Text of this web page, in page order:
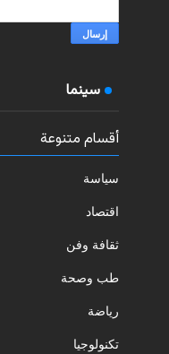
سينما
أقسام متنوعة
سياسة
اقتصاد
ثقافة وفن
طب وصحة
رياضة
تكنولوجيا